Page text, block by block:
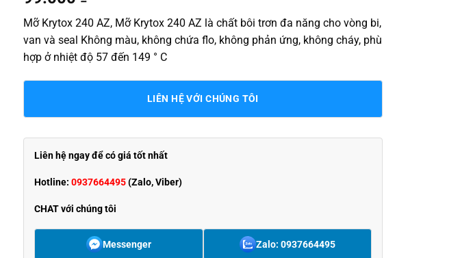
Mỡ Krytox 240 AZ, Mỡ Krytox 240 AZ là chất bôi trơn đa năng cho vòng bi,
van và seal Không màu, không chứa flo, không phản ứng, không cháy, phù
hợp ở nhiệt độ 57 đến 149 ° C
LIÊN HỆ VỚI CHÚNG TÔI
Liên hệ ngay để có giá tốt nhất
Hotline: 0937664495(Zalo, Viber)
CHAT với chúng tôi
Messenger Zalo: 0937664495